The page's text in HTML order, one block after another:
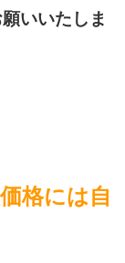
いいたしま
格には自